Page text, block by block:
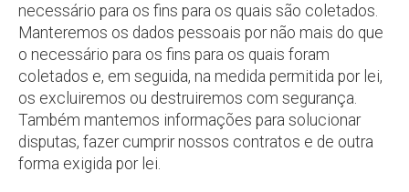
necessário para os fins para os quais são coletados.
Manteremos os dados pessoais por não mais do que
o necessário para os fins para os quais foram
coletados e, em seguida, na medida permitida por lei,
os excluiremos ou destruiremos com segurança.
Também mantemos informações para solucionar
disputas, fazer cumprir nossos contratos e de outra
forma exigida por lei.